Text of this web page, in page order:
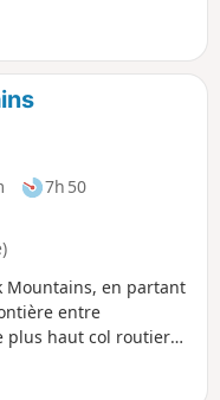
pas incluse, mais
7h 50
Mountains, en partant
entre
plus haut col routier